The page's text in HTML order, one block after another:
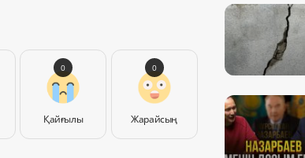
Қайғылы
0
Жарайсың
0